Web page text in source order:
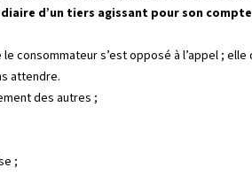
d’un tiers agissant pour son
s’est opposé à l’appel ;
attendre.
des autres ;
;